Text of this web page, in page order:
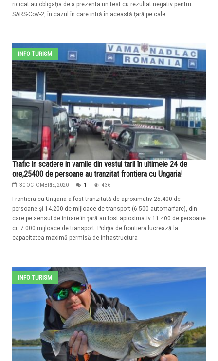
ridicat au obligaţia de a prezenta un test cu rezultat negativ pentru
SARS-CoV-2, în cazul în care intră în această ţară pe cale
INFO TURISM
Trafic in scadere in vamile din vestul tarii în ultimele 24 de
ore,25400 de persoane au tranzitat frontiera cu Ungaria!
30 OCTOMBRIE, 2020 1 436
Frontiera cu Ungaria a fost tranzitată de aproximativ 25.400 de
persoane şi 14.200 de mijloace de transport (6.500 automarfare), din
care pe sensul de intrare în ţară au fost aproximativ 11.400 de persoane
cu 7.000 mijloace de transport. Poliția de frontiera lucrează la
capacitatea maximă permisă de infrastructura
INFO TURISM